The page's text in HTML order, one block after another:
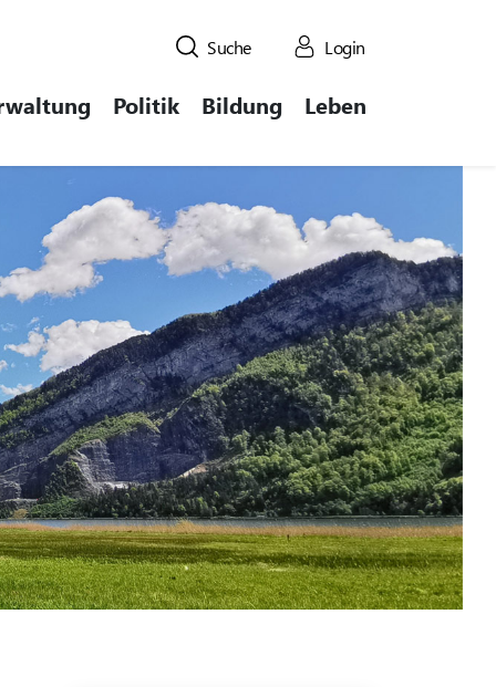
Suche Login
Politik Bildung Leben